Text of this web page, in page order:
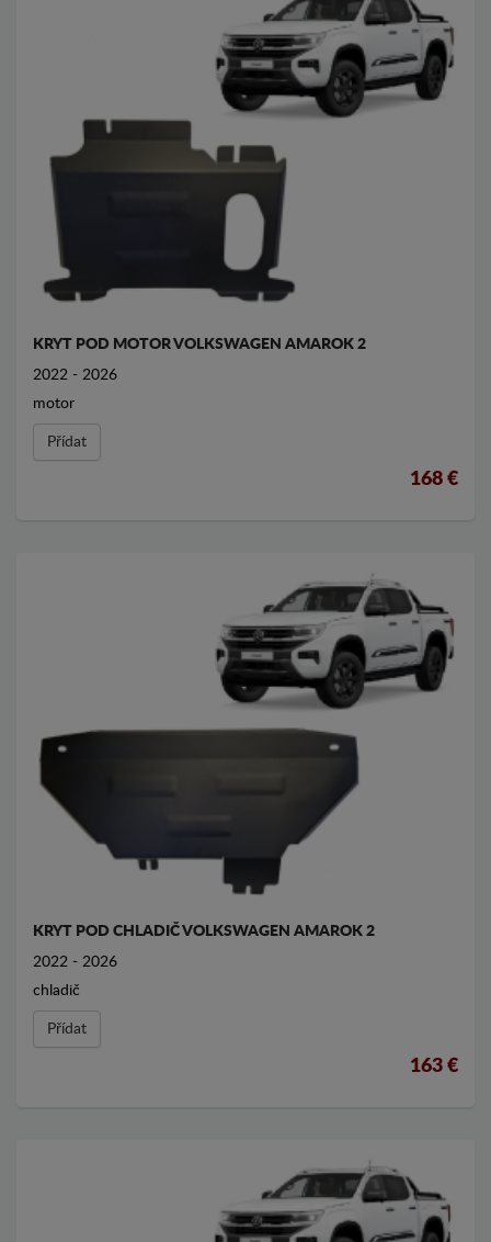
KRYT POD MOTOR VOLKSWAGEN AMAROK 2
2022 - 2026
motor
Přídat
168 €
KRYT POD CHLADIČ VOLKSWAGEN AMAROK 2
2022 - 2026
chladič
Přídat
163 €